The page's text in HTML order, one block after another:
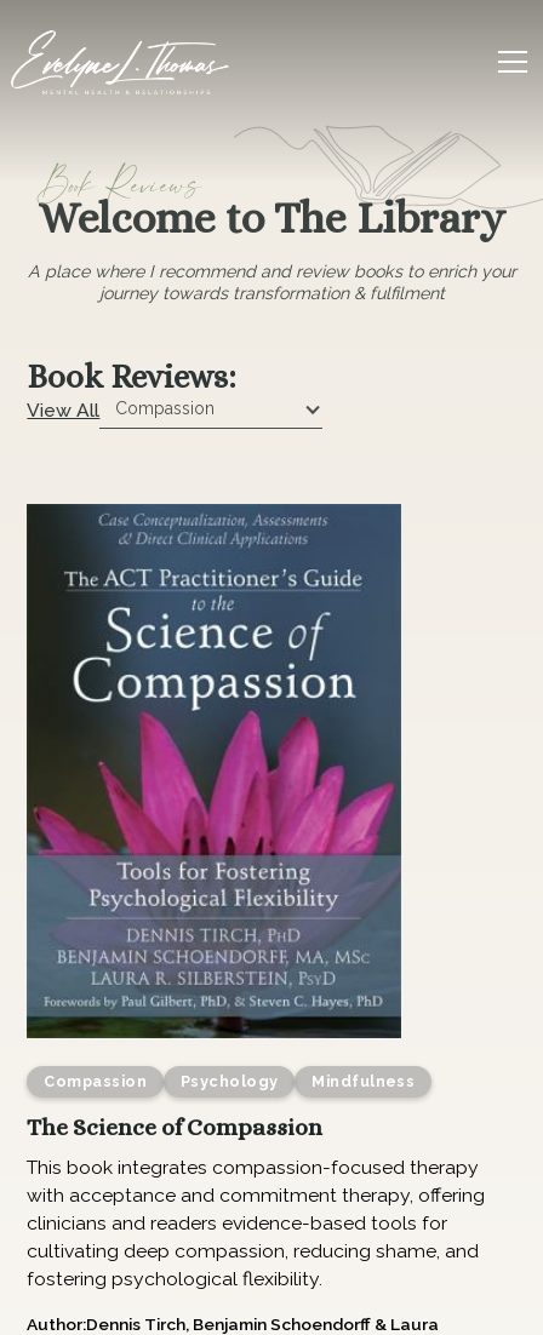
Book Reviews
Welcome to The Library
A place where I recommend and review books to enrich your
journey towards transformation & fulfilment
Book Reviews:
View All Compassion
Compassion Psychology Mindfulness
The Science of Compassion
This book integrates compassion-focused therapy
with acceptance and commitment therapy, offering
clinicians and readers evidence-based tools for
cultivating deep compassion, reducing shame, and
fostering psychological flexibility.
Author:Dennis Tirch, Benjamin Schoendorff & Laura